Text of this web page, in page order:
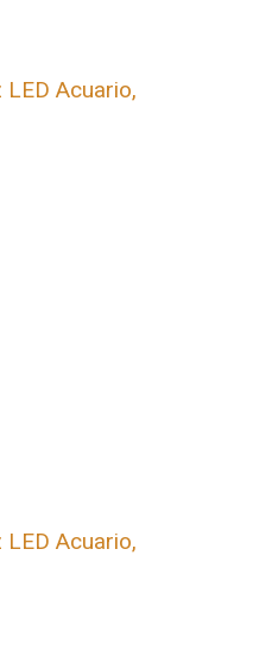
LED Acuario,
LED Acuario,